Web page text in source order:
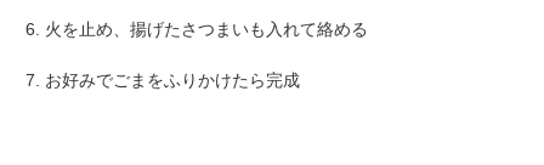
火を止め、揚げたさつまいも入れて絡める
お好みでごまをふりかけたら完成